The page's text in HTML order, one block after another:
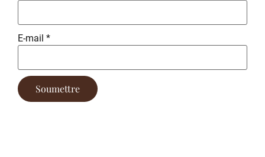
E-mail *